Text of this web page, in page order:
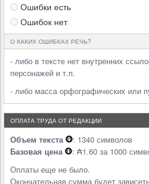
Ошибки есть
Ошибок нет
О КАКИХ ОШИБКАХ РЕЧЬ?
- либо в тексте нет внутренних
персонажей и т.п.
- либо масса орфографических или
ОПЛАТА ТРУДА ОТ РЕДАКЦИИ
Объем текста
: 1340 символов
Базовая цена
: ₳1.60 за 1000
Оплаты еще не было.
Окончательная сумма будет